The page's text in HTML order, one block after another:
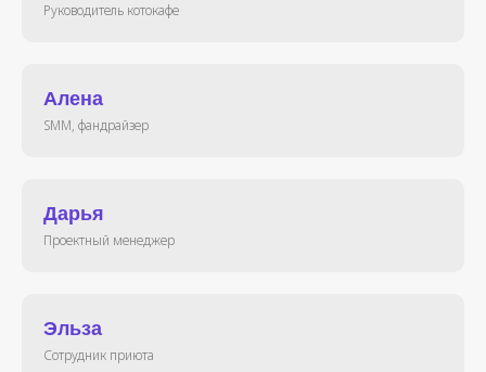
Руководитель котокафе
Алена
SMM, фандрайзер
Дарья
Проектный менеджер
Эльза
Сотрудник приюта